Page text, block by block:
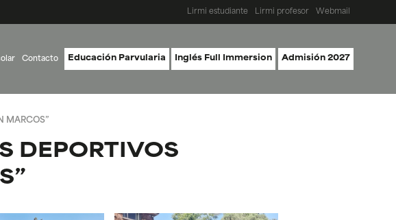
Lirmi estudiante Lirmi profesor Webmail
Contacto Educación Parvularia Inglés Full Immersion Admisión 2027
MARCOS”
DEPORTIVOS